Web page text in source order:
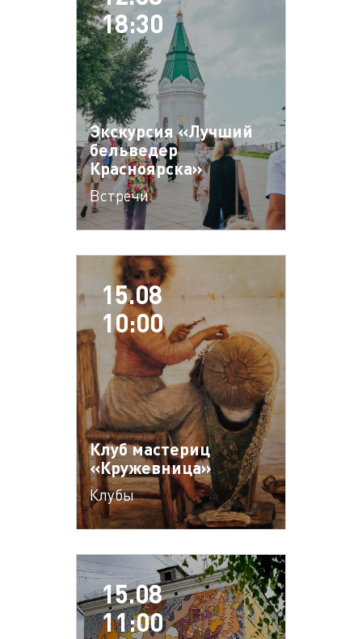
18:30
Экскурсия «Лучший
бельведер
Красноярска»
Встречи
15.08
10:00
Клуб мастериц
«Кружевница»
Клубы
15.08
11:00